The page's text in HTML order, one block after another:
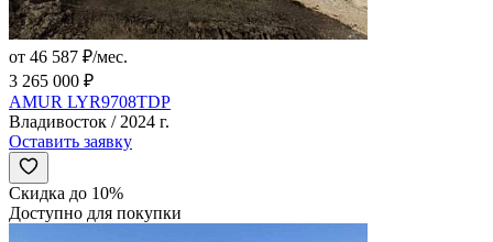
от 46 587 ₽/мес.
3 265 000 ₽
AMUR LYR9708TDP
Владивосток / 2024 г.
Оставить заявку
Скидка до 10%
Доступно для покупки